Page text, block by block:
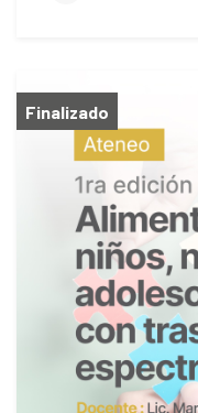
Finalizado